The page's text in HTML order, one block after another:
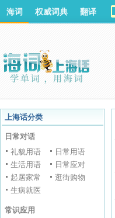
海词 权威词典 翻译
上海话分类
日常对话
礼貌用语
日常用语
生活用语
日常应对
起居家常
逛街购物
生病就医
常识应用